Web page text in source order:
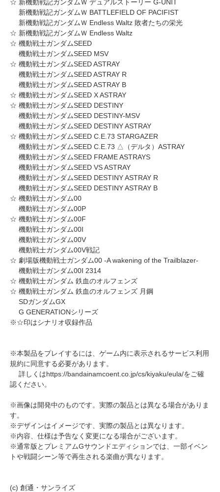
☆ 新機動戦記ガンダムＷ デュアルストーリー G-UNIT
新機動戦記ガンダムＷ BATTLEFIELD OF PACIFIST
新機動戦記ガンダムＷ Endless Waltz 敗者たちの栄光
☆ 新機動戦記ガンダムＷ Endless Waltz
☆ 機動戦士ガンダムSEED
機動戦士ガンダムSEED MSV
☆ 機動戦士ガンダムSEED ASTRAY
機動戦士ガンダムSEED ASTRAY R
機動戦士ガンダムSEED ASTRAY B
☆ 機動戦士ガンダムSEED X ASTRAY
☆ 機動戦士ガンダムSEED DESTINY
機動戦士ガンダムSEED DESTINY-MSV
機動戦士ガンダムSEED DESTINY ASTRAY
☆ 機動戦士ガンダムSEED C.E.73 STARGAZER
機動戦士ガンダムSEED C.E.73 △（デルタ）ASTRAY
機動戦士ガンダムSEED FRAME ASTRAYS
機動戦士ガンダムSEED VS ASTRAY
機動戦士ガンダムSEED DESTINY ASTRAY R
機動戦士ガンダムSEED DESTINY ASTRAY B
☆ 機動戦士ガンダム00
機動戦士ガンダム00P
☆ 機動戦士ガンダム00F
機動戦士ガンダム00I
機動戦士ガンダム00V
機動戦士ガンダム00V戦記
☆ 劇場版機動戦士ガンダム00 -A wakening of the Trailblazer-
機動戦士ガンダム00I 2314
☆ 機動戦士ガンダム 鉄血のオルフェンズ
☆ 機動戦士ガンダム 鉄血のオルフェンズ 月鋼
SDガンダムGX
G GENERATIONシリーズ
※☆印はシナリオ収録作品
※本製品をプレイするには、ゲーム内に表示されるサービス利用
規約に同意する必要があります。
詳しくはhttps://bandainamcoent.co.jp/cs/kiyaku/eula/をご確
認ください。
※画像は開発中のものです。実際の製品とは異なる場合がありま
す。
※デザインはイメージです、実際の製品とは異なります。
※内容、仕様は予告なく変更になる場合がございます。
※通常版とプレミアムGサウンドエディションでは、一部イベン
トや戦闘シーン等で再生される楽曲が異なります。
(c) 創通・サンライズ